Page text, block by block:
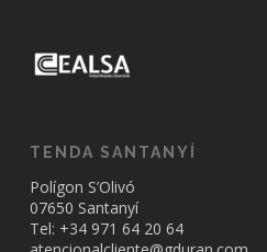
TENDA SANTANYÍ
Polígon S’Olivó
07650 Santanyí
Tel: +34 971 64 20 64